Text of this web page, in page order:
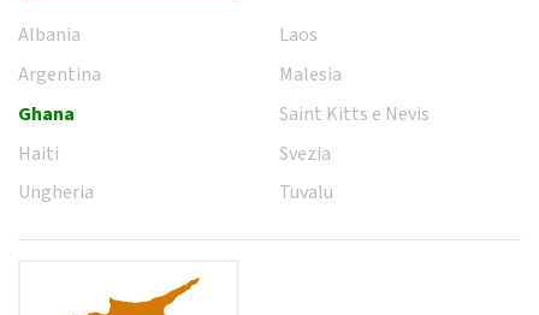
Albania
Argentina
Ghana
Haiti
Ungheria
Laos
Malesia
Saint Kitts e Nevis
Svezia
Tuvalu